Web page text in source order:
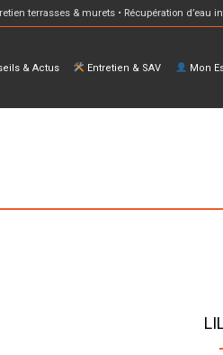
terrasses & murets • Récupération d’eau
& Actus Entretien & SAV Mon